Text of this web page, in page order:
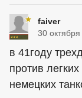
faiver
30
в 41году
против
немецких